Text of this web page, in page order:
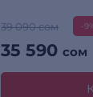
39 090 сом -
35 590сом